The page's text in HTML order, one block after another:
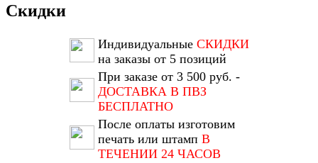
Скидки
Индивидуальные СКИДКИ
на заказы от 5 позиций
При заказе от 3 500 руб. -
ДОСТАВКА В ПВЗ
БЕСПЛАТНО
После оплаты изготовим
печать или штамп В
ТЕЧЕНИИ 24 ЧАСОВ